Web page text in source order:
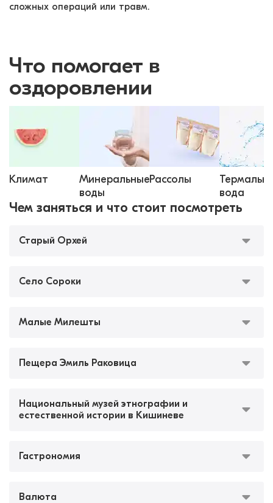
сложных операций или травм.
Что помогает в
оздоровлении
Климат
Минеральные
воды
Рассолы
вода
Чем заняться и что стоит посмотреть
Старый Орхей
Село Сороки
Малые Милешты
Пещера Эмиль Раковица
Национальный музей этнографии и
естественной истории в Кишиневе
Гастрономия
Валюта